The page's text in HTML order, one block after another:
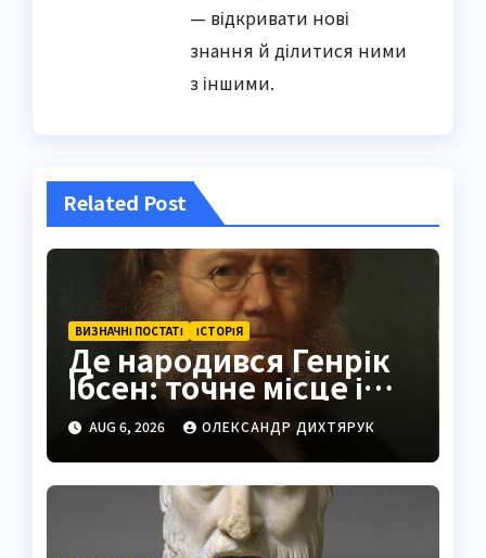
— відкривати нові
знання й ділитися ними
з іншими.
Related Post
ВИЗНАЧНІ ПОСТАТІ ІСТОРІЯ
Де народився Генрік
Ібсен: точне місце і
історія
AUG 6, 2026 ОЛЕКСАНДР ДИХТЯРУК